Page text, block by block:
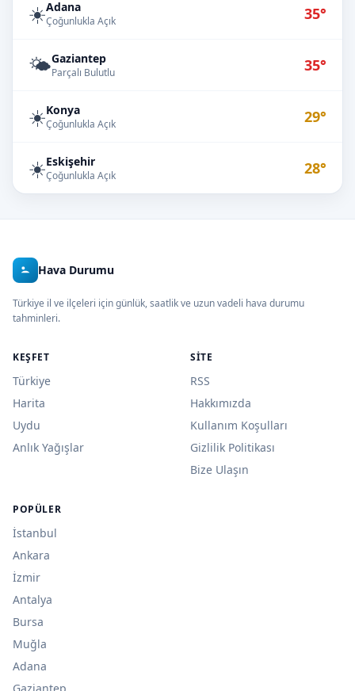
☀️Adana
Çoğunlukla Açık 35°
🌤️Gaziantep
Parçalı Bulutlu 35°
☀️Konya
Çoğunlukla Açık 29°
☀️Eskişehir
Çoğunlukla Açık 28°
Hava Durumu
Türkiye il ve ilçeleri için günlük, saatlik ve uzun vadeli hava durumu
tahminleri.
KEŞFET
Türkiye
Harita
Uydu
Anlık Yağışlar
SITE
RSS
Hakkımızda
Kullanım Koşulları
Gizlilik Politikası
Bize Ulaşın
POPÜLER
İstanbul
Ankara
İzmir
Antalya
Bursa
Muğla
Adana